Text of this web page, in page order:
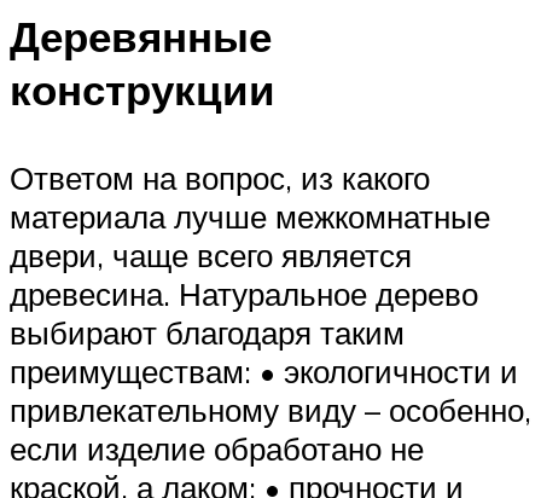
Деревянные
конструкции
Ответом на вопрос, из какого
материала лучше межкомнатные
двери, чаще всего является
древесина. Натуральное дерево
выбирают благодаря таким
преимуществам: • экологичности и
привлекательному виду – особенно,
если изделие обработано не
краской, а лаком; • прочности и